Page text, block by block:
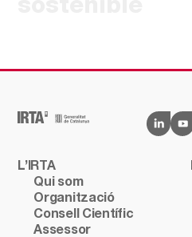
L’IRTA
Qui som
Organització
Consell Científic
Assessor